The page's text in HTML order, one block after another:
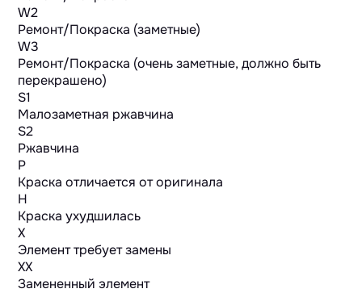
W2
Ремонт/Покраска (заметные)
W3
Ремонт/Покраска (очень заметные, должно быть
перекрашено)
S1
Малозаметная ржавчина
S2
Ржавчина
P
Краска отличается от оригинала
H
Краска ухудшилась
X
Элемент требует замены
XX
Замененный элемент